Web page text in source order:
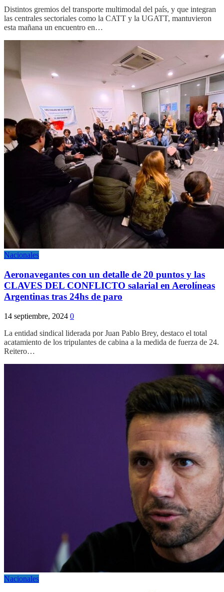
Distintos gremios del transporte multimodal del país, y que integran
las centrales sectoriales como la CATT y la UGATT, mantuvieron
esta mañana un encuentro en…
Nacionales
Aeronavegantes con un detalle de 20 puntos y las
CLAVES DEL CONFLICTO salarial en Aerolíneas
Argentinas tras 24hs de paro
14 septiembre, 2024 0
La entidad sindical liderada por Juan Pablo Brey, destaco el total
acatamiento de los tripulantes de cabina a la medida de fuerza de 24.
Reitero…
Nacionales